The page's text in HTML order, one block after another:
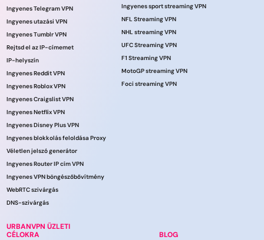
Ingyenes Telegram VPN
Ingyenes utazási VPN
Ingyenes Tumblr VPN
Rejtsd el az IP-címemet
IP-helyszín
Ingyenes Reddit VPN
Ingyenes Roblox VPN
Ingyenes Craigslist VPN
Ingyenes Netflix VPN
Ingyenes Disney Plus VPN
Ingyenes blokkolás feloldása Proxy
Véletlen jelszó generátor
Ingyenes Router IP cím VPN
Ingyenes VPN böngészőbővítmény
WebRTC szivárgás
DNS-szivárgás
URBANVPN ÜZLETI
CÉLOKRA
Ingyenes sport streaming VPN
NFL Streaming VPN
NHL streaming VPN
UFC Streaming VPN
F1 Streaming VPN
MotoGP streaming VPN
Foci streaming VPN
BLOG